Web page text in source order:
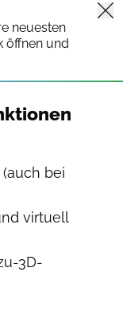
neuesten
öffnen und
bei
virtuell
3D-